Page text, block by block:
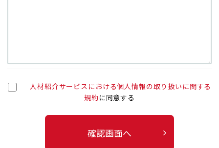
人材紹介サービスにおける個人情報の取り扱いに関する
規約に同意する
確認画面へ